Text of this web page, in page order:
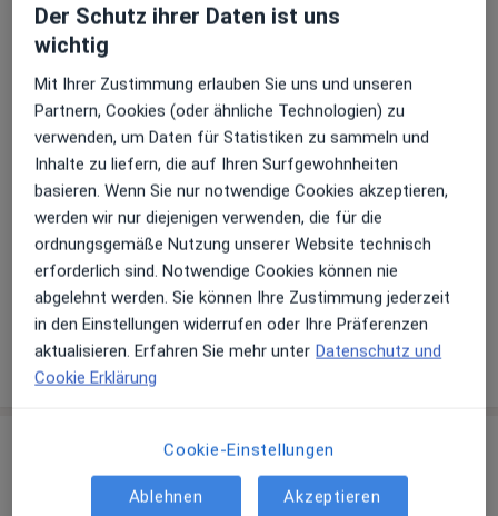
Fachärztin f. Allgemeinmedizin
Im Kirchtal 2,
Zu Google Mapsöffnet in einer neuen
Verfügbarkeit
Dr. Oxana Aldenhoff bietet an diesem Standort
über Jameda keine Online-Terminbuchung an
Telefonnummer
02241...Telefonnummer anzeigen
Mehr Details anzeigen
Bewerten
Der Schutz ihrer Daten ist uns
wichtig
Mit Ihrer Zustimmung erlauben Sie uns und unseren
Partnern, Cookies (oder ähnliche Technologien) zu
verwenden, um Daten für Statistiken zu sammeln und
Inhalte zu liefern, die auf Ihren Surfgewohnheiten
basieren. Wenn Sie nur notwendige Cookies akzeptieren,
werden wir nur diejenigen verwenden, die für die
ordnungsgemäße Nutzung unserer Website technisch
erforderlich sind. Notwendige Cookies können nie
abgelehnt werden. Sie können Ihre Zustimmung jederzeit
in den Einstellungen widerrufen oder Ihre Präferenzen
aktualisieren. Erfahren Sie mehr unter Datenschutz und
Cookie Erklärung
Cookie-Einstellungen
Ablehnen Akzeptieren